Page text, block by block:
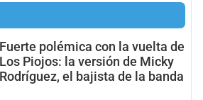
Fuerte polémica con la vuelta de
Los Piojos: la versión de Micky
Rodríguez, el bajista de la banda